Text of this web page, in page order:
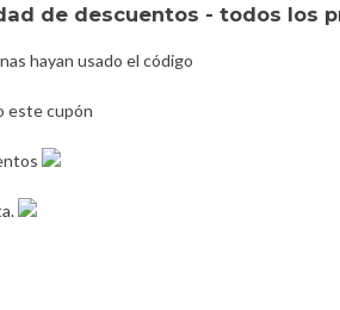
de descuentos - todos los
hayan usado el código
este cupón